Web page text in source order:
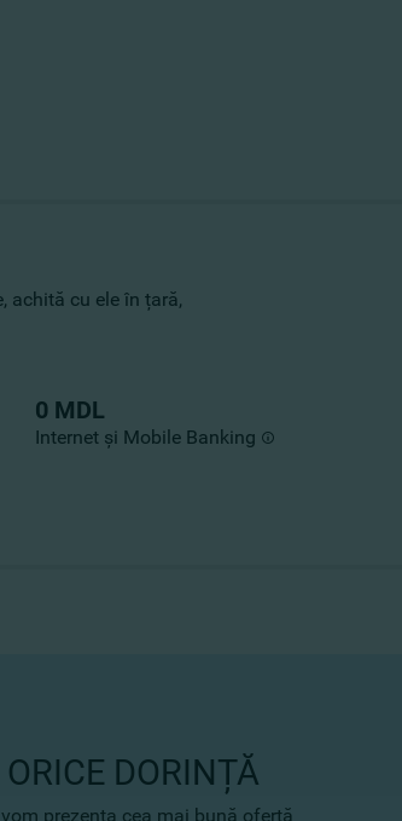
achită cu ele în țară,
0 MDL
Internet și Mobile Banking
DORINȚĂ
prezenta cea mai bună ofertă